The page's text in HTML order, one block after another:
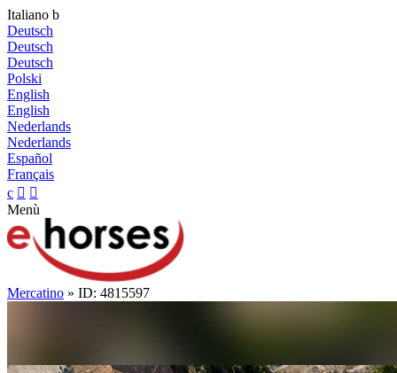
Italiano b
Deutsch
Deutsch
Deutsch
Polski
English
English
Nederlands
Nederlands
Español
Français
c  
Menù
Mercatino » ID: 4815597